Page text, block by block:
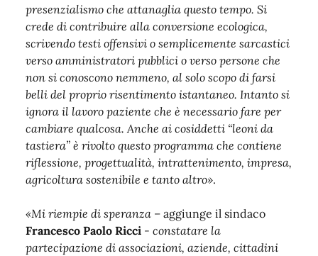
presenzialismo che attanaglia questo tempo. Si
crede di contribuire alla conversione ecologica,
scrivendo testi offensivi o semplicemente sarcastici
verso amministratori pubblici o verso persone che
non si conoscono nemmeno, al solo scopo di farsi
belli del proprio risentimento istantaneo. Intanto si
ignora il lavoro paziente che è necessario fare per
cambiare qualcosa. Anche ai cosiddetti “leoni da
tastiera” è rivolto questo programma che contiene
riflessione, progettualità, intrattenimento, impresa,
agricoltura sostenibile e tanto altro».
«Mi riempie di speranza – aggiunge il sindaco
Francesco Paolo Ricci - constatare la
partecipazione di associazioni, aziende, cittadini